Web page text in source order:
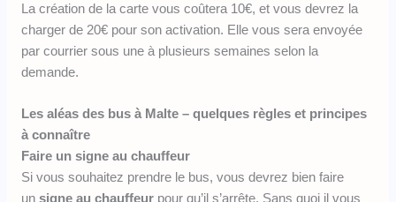
La création de la carte vous coûtera 10€, et vous devrez la
charger de 20€ pour son activation. Elle vous sera envoyée
par courrier sous une à plusieurs semaines selon la
demande.
Les aléas des bus à Malte – quelques règles et principes
à connaître
Faire un signe au chauffeur
Si vous souhaitez prendre le bus, vous devrez bien faire
un signe au chauffeurpour qu’il s’arrête. Sans quoi il vous